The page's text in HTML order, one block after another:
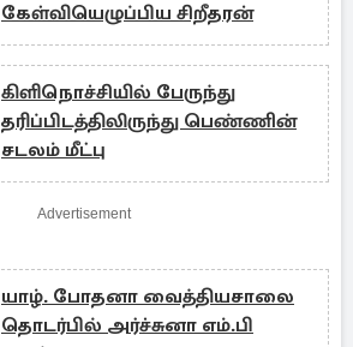
கேள்வியெழுப்பிய சிறீதரன்
கிளிநொச்சியில் பேருந்து
தரிப்பிடத்திலிருந்து பெண்ணின்
சடலம் மீட்பு
Advertisement
யாழ். போதனா வைத்தியசாலை
தொடர்பில் அர்ச்சுனா எம்.பி